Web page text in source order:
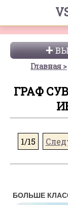
Главная
ГРАФ
1/15